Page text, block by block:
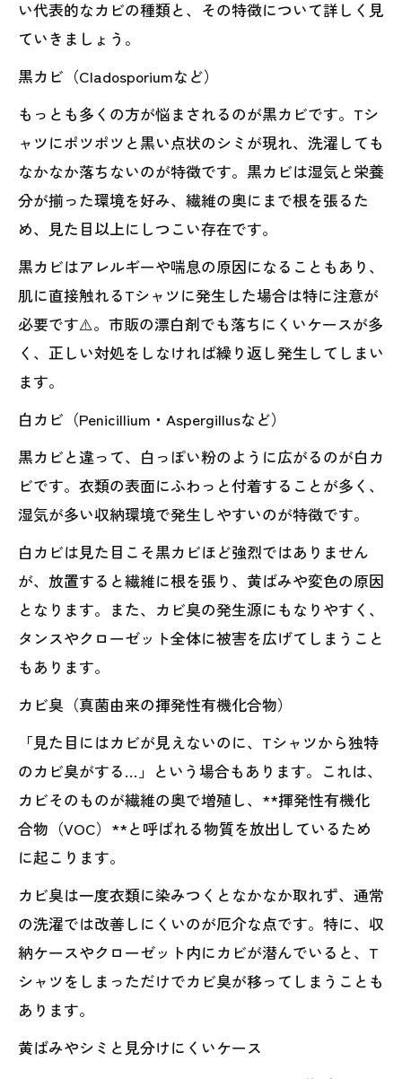
い代表的なカビの種類と、その特徴について詳しく見
ていきましょう。
黒カビ（Cladosporiumなど）
もっとも多くの方が悩まされるのが黒カビです。Tシ
ャツにポツポツと黒い点状のシミが現れ、洗濯しても
なかなか落ちないのが特徴です。黒カビは湿気と栄養
分が揃った環境を好み、繊維の奥にまで根を張るた
め、見た目以上にしつこい存在です。
黒カビはアレルギーや喘息の原因になることもあり、
肌に直接触れるTシャツに発生した場合は特に注意が
必要です⚠️。市販の漂白剤でも落ちにくいケースが多
く、正しい対処をしなければ繰り返し発生してしまい
ます。
白カビ（Penicillium・Aspergillusなど）
黒カビと違って、白っぽい粉のように広がるのが白カ
ビです。衣類の表面にふわっと付着することが多く、
湿気が多い収納環境で発生しやすいのが特徴です。
白カビは見た目こそ黒カビほど強烈ではありません
が、放置すると繊維に根を張り、黄ばみや変色の原因
となります。また、カビ臭の発生源にもなりやすく、
タンスやクローゼット全体に被害を広げてしまうこと
もあります。
カビ臭（真菌由来の揮発性有機化合物）
「見た目にはカビが見えないのに、Tシャツから独特
のカビ臭がする…」という場合もあります。これは、
カビそのものが繊維の奥で増殖し、**揮発性有機化
合物（VOC）**と呼ばれる物質を放出しているため
に起こります。
カビ臭は一度衣類に染みつくとなかなか取れず、通常
の洗濯では改善しにくいのが厄介な点です。特に、収
納ケースやクローゼット内にカビが潜んでいると、T
シャツをしまっただけでカビ臭が移ってしまうことも
あります。
黄ばみやシミと見分けにくいケース